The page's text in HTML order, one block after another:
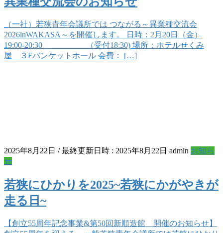
（一社）若狭青年会議所では つながる～異業種交流会
2026inWAKASA～を開催します。 日時：2月20日（金）
19:00-20:30 （受付18:30) 場所：ホテルせくみ
屋 ３Fバンケットホール 会費： […]
2025年8月22日 / 最終更新日時 : 2025年8月22日 admin お知ら
せ
若狭にひかりを2025~若狭にかがやきが
走る日~
【創立55周年記念事業&第50回新順造館 開催のお知らせ】